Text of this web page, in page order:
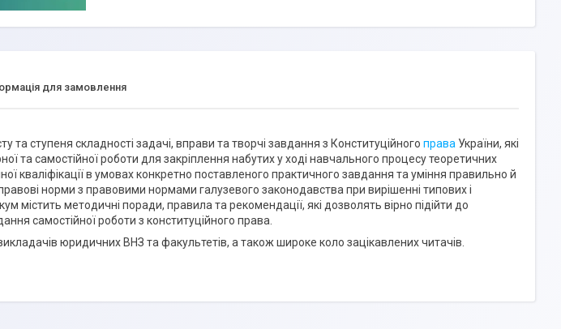
для замовлення
та ступеня складності задачі, вправи та творчі завдання з Конституційного права України, які
та самостійної роботи для закріплення набутих у ході навчального процесу теоретичних
кваліфікації в умовах конкретно поставленого практичного завдання та уміння правильно й
норми з правовими нормами галузевого законодавства при вирішенні типових і
містить методичні поради, правила та рекомендації, які дозволять вірно підійти до
самостійної роботи з конституційного права.
юридичних ВНЗ та факультетів, а також широке коло зацікавлених читачів.